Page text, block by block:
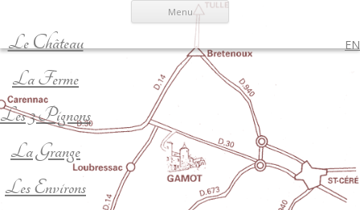
Menu
Le Château
La Ferme
Les 3 Pignons
La Grange
Les Environs
EN